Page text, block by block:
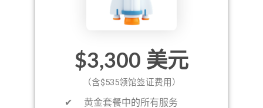
$3,300 美元
（含$535领馆签证费用）
​​✔ 黄金套餐中的所有服务